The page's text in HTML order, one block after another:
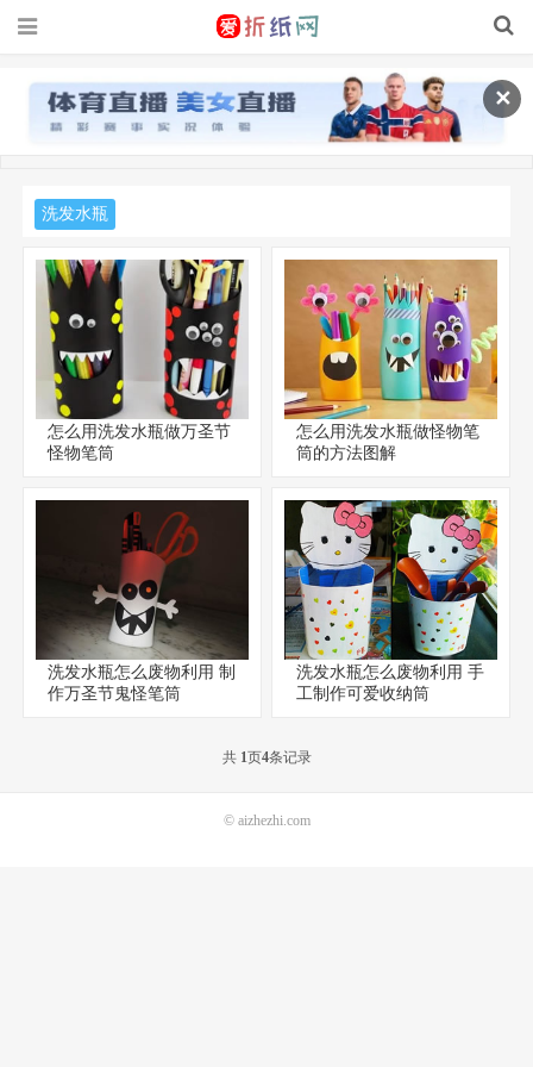
✕
洗发水瓶
怎么用洗发水瓶做万圣节
怪物笔筒
怎么用洗发水瓶做怪物笔
筒的方法图解
洗发水瓶怎么废物利用 制
作万圣节鬼怪笔筒
洗发水瓶怎么废物利用 手
工制作可爱收纳筒
共 1页4条记录
© aizhezhi.com